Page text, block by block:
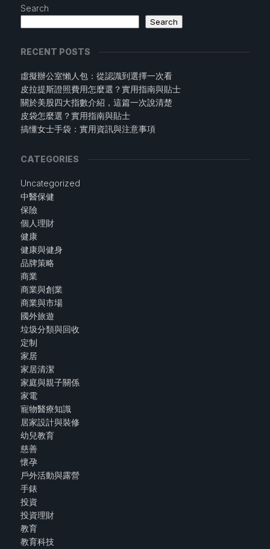
Search
Search
RECENT POSTS
虛擬辦公室懶人包：從認識到選擇一次看
皮拉提斯證照費用怎麼選？實用指南與貼士
關於美股四大指數介紹，這篇一次說清楚
皮袋怎麼選？實用指南與貼士
搞懂女士手袋：實用資訊與注意事項
CATEGORIES
Uncategorized
中醫保健
保險
個人理財
健康
健康與健身
品牌策略
商業
商業與創業
商業與市場
國外旅遊
垃圾分類與回收
定制
家居
家居清潔
家庭與親子關係
家電
寵物醫療知識
居家設計與裝修
幼兒教育
慈善
懷孕
戶外活動與露營
手錶
投資
投資理財
教育
教育科技